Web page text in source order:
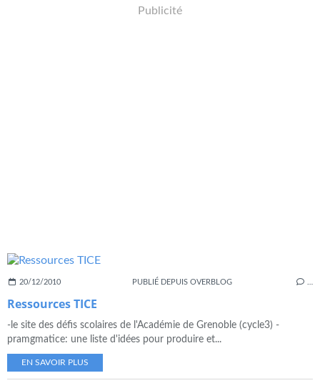
Publicité
20/12/2010 PUBLIÉ DEPUIS OVERBLOG
Ressources TICE
-le site des défis scolaires de l'Académie de Grenoble (cycle3) -
pramgmatice: une liste d'idées pour produire et...
EN SAVOIR PLUS